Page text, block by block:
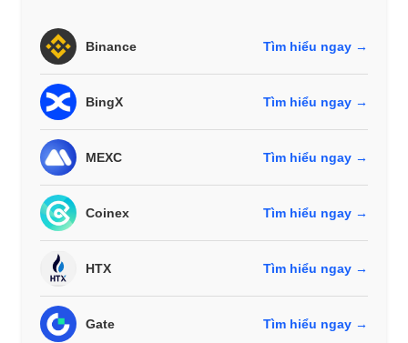
Binance Tìm hiểu ngay →
BingX Tìm hiểu ngay →
MEXC Tìm hiểu ngay →
Coinex Tìm hiểu ngay →
HTX Tìm hiểu ngay →
Gate Tìm hiểu ngay →